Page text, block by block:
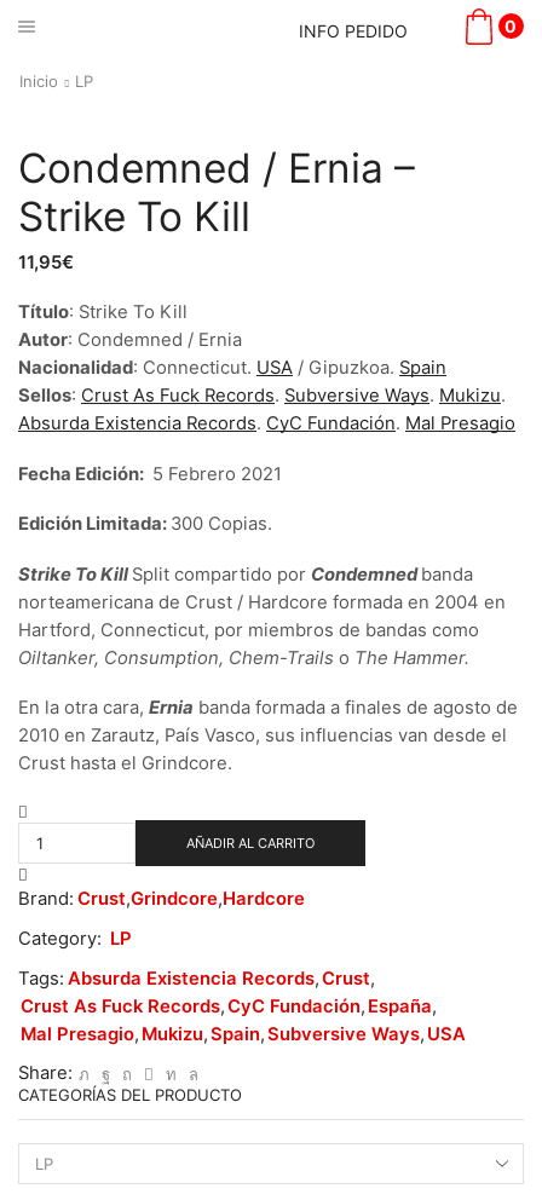
INFO PEDIDO 0
Inicio LP
Condemned / Ernia –
Strike To Kill
11,95€
Título: Strike To Kill
Autor: Condemned / Ernia
Nacionalidad: Connecticut. USA / Gipuzkoa. Spain
Sellos: Crust As Fuck Records. Subversive Ways. Mukizu.
Absurda Existencia Records. CyC Fundación. Mal Presagio
Fecha Edición: 5 Febrero 2021
Edición Limitada: 300 Copias.
Strike To KillSplit compartido por Condemnedbanda
norteamericana de Crust / Hardcore formada en 2004 en
Hartford, Connecticut, por miembros de bandas como
Oiltanker, Consumption, Chem-Trails o The Hammer.
En la otra cara, Ernia banda formada a finales de agosto de
2010 en Zarautz, País Vasco, sus influencias van desde el
Crust hasta el Grindcore.
Ernia
Strike
Kill
AÑADIR AL CARRITO
Brand: Crust,Grindcore,Hardcore
Category: LP
Tags: Absurda Existencia Records,Crust,
Crust As Fuck Records,CyC Fundación, España,
Mal Presagio, Mukizu,Spain,Subversive Ways, USA
Share:
CATEGORÍAS DEL PRODUCTO